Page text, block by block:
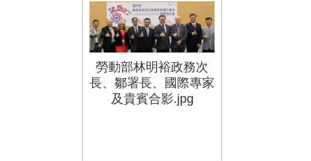
勞動部林明裕政務次
長、鄒署長、國際專家
及貴賓合影.jpg